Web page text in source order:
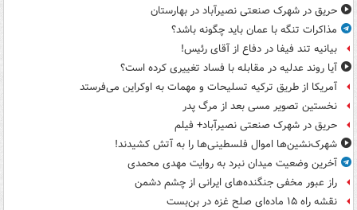
حریق در شهرک صنعتی نصیرآباد در بهارستان
مذاکرات تنگه با عمان باید چگونه باشد؟
بیانیه تند فیفا در دفاع از آقای رئیس!
آیا روند عدلیه در مقابله با فساد تغییری کرده است؟
آمریکا از طریق ترکیه تسلیحات و مهمات به اوکراین می‌فرستد
نخستین تصویر مسی بعد از مرگ پدر
حریق در شهرک صنعتی نصیرآباد+ فیلم
شهرک‌نشین‌ها اموال فلسطینی‌ها را به آتش کشیدند!
آخرین وضعیت میدان نبرد به روایت مهدی محمدی
راز عبور مخفی جنگنده‌های ایرانی از چشم دشمن
نقشه راه ۱۵ ماده‌ای صلح غزه در بن‌بست